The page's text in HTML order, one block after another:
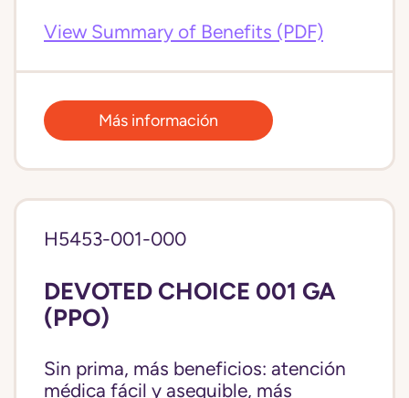
View Summary of Benefits (PDF)
Más información
H5453-001-000
DEVOTED CHOICE 001 GA
(PPO)
Sin prima, más beneficios: atención
médica fácil y asequible, más